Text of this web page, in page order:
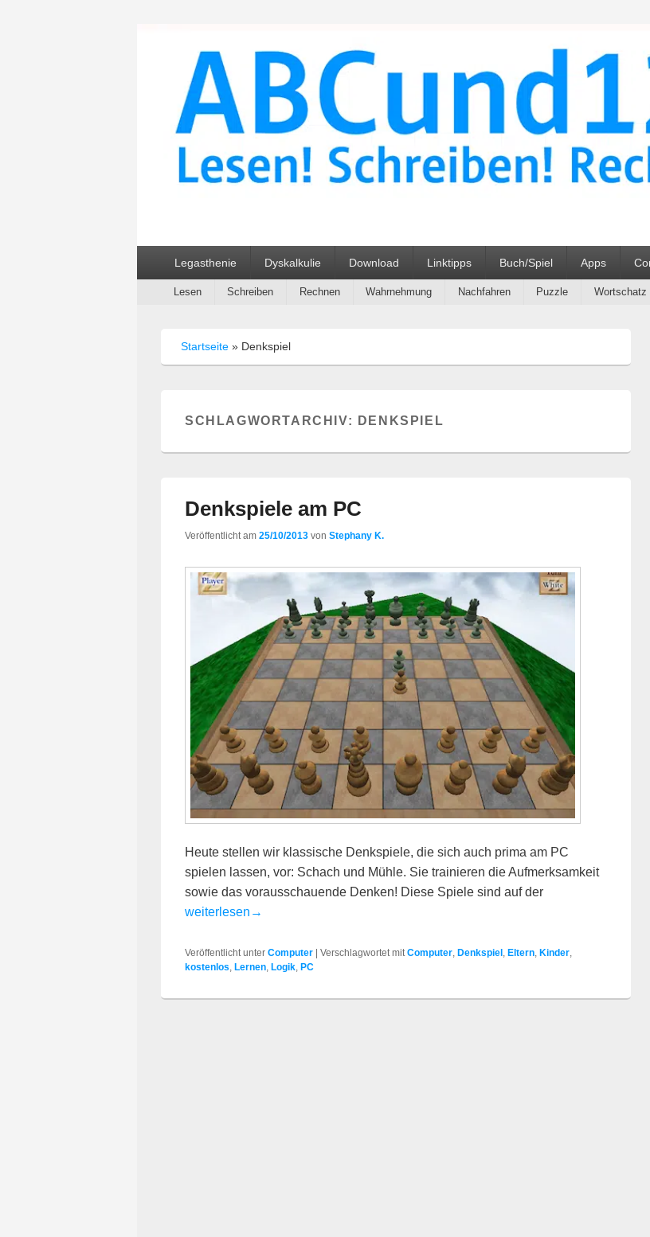
ABC und 123 Lehrmittel
Legasthenie Dyskalkulie Download Linktipps Buch/Spiel Apps
Sekundäres
Lesen Schreiben Rechnen Wahrnehmung Nachfahren Puzzle Wortschatz
Startseite » Denkspiel
SCHLAGWORTARCHIV: DENKSPIEL
Denkspiele am PC
Veröffentlicht am 25/10/2013 von Stephany K.
Heute stellen wir klassische Denkspiele, die sich auch prima am PC
spielen lassen, vor: Schach und Mühle. Sie trainieren die Aufmerksamkeit
sowie das vorausschauende Denken! Diese Spiele sind auf der
Denkspiele am PC
weiterlesen →
Veröffentlicht unter Computer Verschlagwortet mit Computer, Denkspiel , Eltern, Kinder,
kostenlos, Lernen, Logik, PC